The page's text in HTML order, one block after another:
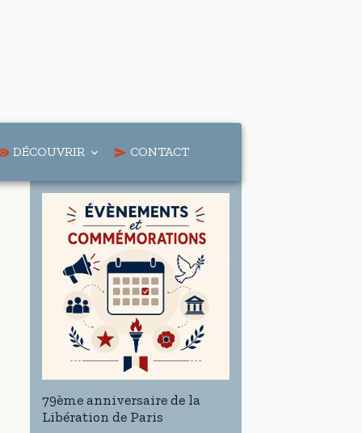
DÉCOUVRIR CONTACT
79ème anniversaire de la
Libération de Paris